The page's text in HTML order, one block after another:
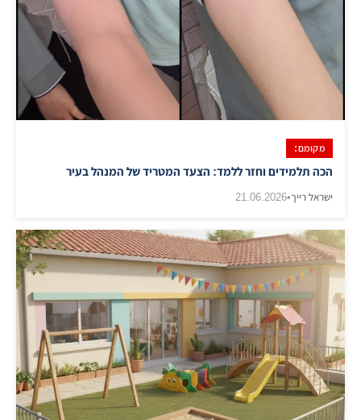
מקומם:
הכה תלמידים וחזר ללמד: הצעד המטריד של המנהל בעיר
ישראל רייך•
21.06.2026